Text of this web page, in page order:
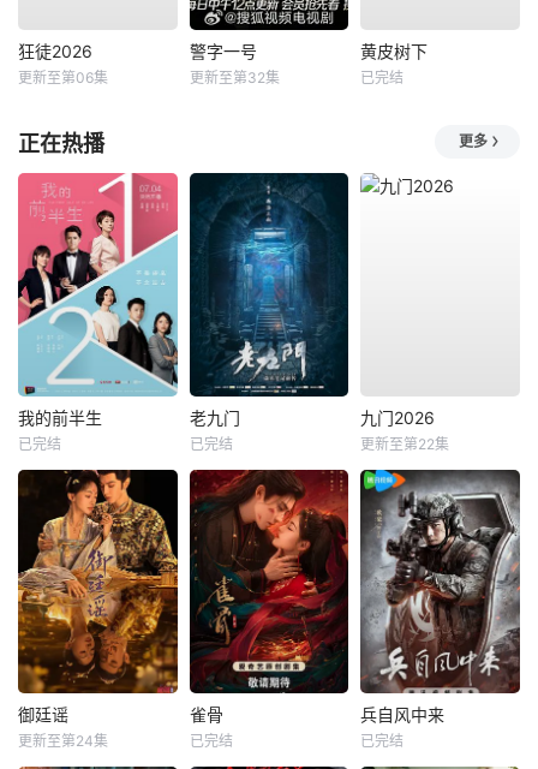
狂徒2026
更新至第06集
警字一号
更新至第32集
黄皮树下
已完结
正在热播 更多
我的前半生
已完结
老九门
已完结
九门2026
更新至第22集
御廷谣
更新至第24集
雀骨
已完结
兵自风中来
已完结